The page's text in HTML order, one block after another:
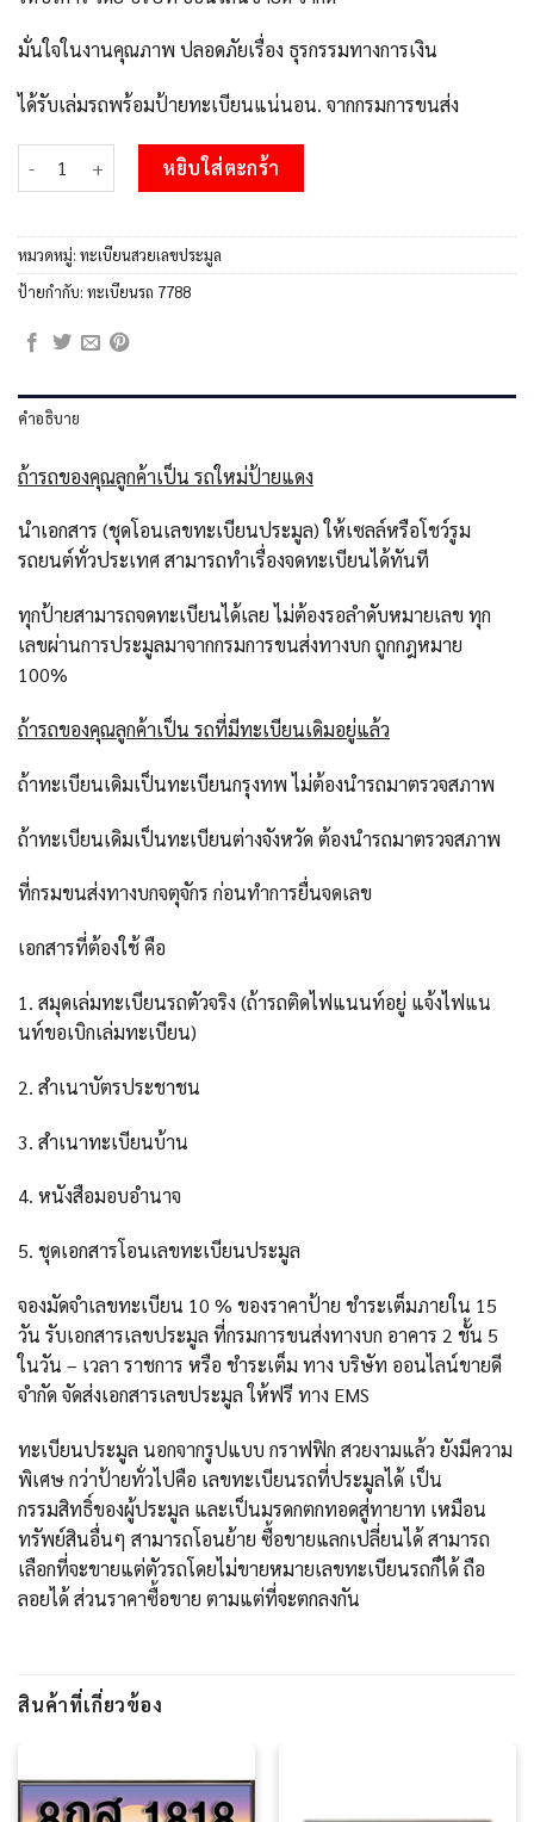
มั่นใจในงานคุณภาพ ปลอดภัยเรื่อง ธุรกรรมทางการเงิน
ได้รับเล่มรถพร้อมป้ายทะเบียนแน่นอน. จากกรมการขนส่ง
จำนวน 15.Okdee ทะเบียนรถ ผลรวมดี 45 - 8กอ 7788 สะกดทุกสายต
หยิบใส่ตะกร้า
หมวดหมู่: ทะเบียนสวยเลขประมูล
ป้ายกำกับ: ทะเบียนรถ 7788
คำอธิบาย
ถ้ารถของคุณลูกค้าเป็น รถใหม่ป้ายแดง
นำเอกสาร (ชุดโอนเลขทะเบียนประมูล) ให้เซลล์หรือโชว์รูม
รถยนต์ทั่วประเทศ สามารถทำเรื่องจดทะเบียนได้ทันที
ทุกป้ายสามารถจดทะเบียนได้เลย ไม่ต้องรอลำดับหมายเลข ทุก
เลขผ่านการประมูลมาจากกรมการขนส่งทางบก ถูกกฎหมาย
100%
ถ้ารถของคุณลูกค้าเป็น รถที่มีทะเบียนเดิมอยู่แล้ว
ถ้าทะเบียนเดิมเป็นทะเบียนกรุงทพ ไม่ต้องนำรถมาตรวจสภาพ
ถ้าทะเบียนเดิมเป็นทะเบียนต่างจังหวัด ต้องนำรถมาตรวจสภาพ
ที่กรมขนส่งทางบกจตุจักร ก่อนทำการยื่นจดเลข
เอกสารที่ต้องใช้ คือ
1. สมุดเล่มทะเบียนรถตัวจริง (ถ้ารถติดไฟแนนท์อยู่ แจ้งไฟแน
นท์ขอเบิกเล่มทะเบียน)
2. สำเนาบัตรประชาชน
3. สำเนาทะเบียนบ้าน
4. หนังสือมอบอำนาจ
5. ชุดเอกสารโอนเลขทะเบียนประมูล
จองมัดจำเลขทะเบียน 10 % ของราคาป้าย ชำระเต็มภายใน 15
วัน รับเอกสารเลขประมูล ที่กรมการขนส่งทางบก อาคาร 2 ชั้น 5
ในวัน – เวลา ราชการ หรือ ชำระเต็ม ทาง บริษัท ออนไลน์ขายดี
จำกัด จัดส่งเอกสารเลขประมูล ให้ฟรี ทาง EMS
ทะเบียนประมูล นอกจากรูปแบบ กราฟฟิก สวยงามแล้ว ยังมีความ
พิเศษ กว่าป้ายทั่วไปคือ เลขทะเบียนรถที่ประมูลได้ เป็น
กรรมสิทธิ์ของผู้ประมูล และเป็นมรดกตกทอดสู่ทายาท เหมือน
ทรัพย์สินอื่นๆ สามารถโอนย้าย ซื้อขายแลกเปลี่ยนได้ สามารถ
เลือกที่จะขายแต่ตัวรถโดยไม่ขายหมายเลขทะเบียนรถก็ได้ ถือ
ลอยได้ ส่วนราคาซื้อขาย ตามแต่ที่จะตกลงกัน
สินค้าที่เกี่ยวข้อง